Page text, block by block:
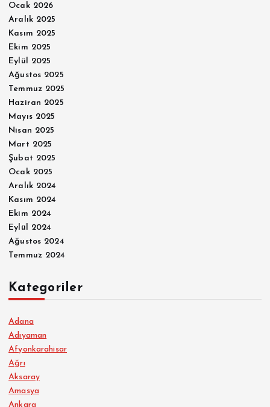
Ocak 2026
Aralık 2025
Kasım 2025
Ekim 2025
Eylül 2025
Ağustos 2025
Temmuz 2025
Haziran 2025
Mayıs 2025
Nisan 2025
Mart 2025
Şubat 2025
Ocak 2025
Aralık 2024
Kasım 2024
Ekim 2024
Eylül 2024
Ağustos 2024
Temmuz 2024
Kategoriler
Adana
Adıyaman
Afyonkarahisar
Ağrı
Aksaray
Amasya
Ankara